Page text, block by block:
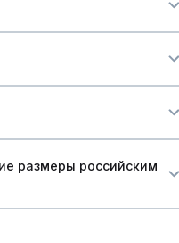
размеры российским